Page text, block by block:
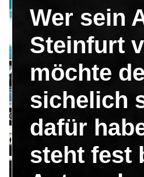
Wer sein
Steinfurt
möchte
sichelich
dafür
steht fest